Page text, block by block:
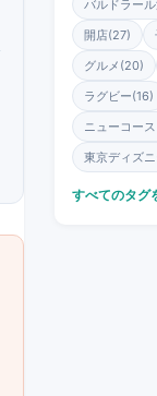
バルドラー
開店(27)
グルメ(20)
ラグビー(16)
ニューコー
東京ディズ
すべてのタグ